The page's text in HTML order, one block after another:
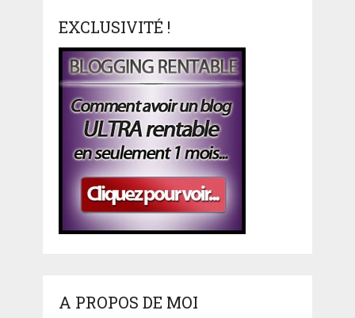
EXCLUSIVITÉ !
A PROPOS DE MOI